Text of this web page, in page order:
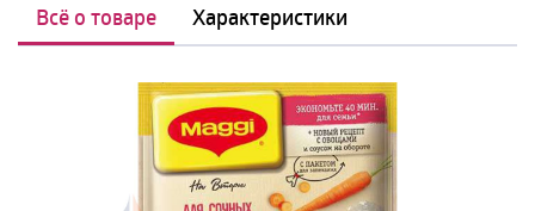
Всё о товаре Характеристики